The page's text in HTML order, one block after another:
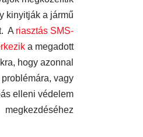
kinyitják a jármű
A riasztás SMS-
a megadott
hogy azonnal
vagy
elleni védelem
megkezdéséhez